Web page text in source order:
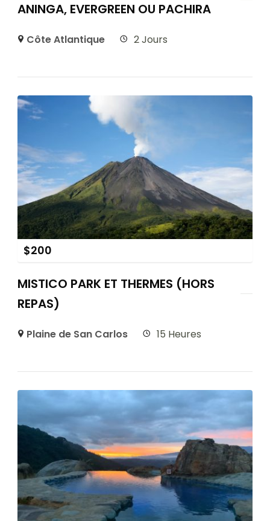
ANINGA, EVERGREEN OU PACHIRA
Côte Atlantique 2 Jours
$200
MISTICO PARK ET THERMES (HORS
REPAS)
Plaine de San Carlos 15 Heures